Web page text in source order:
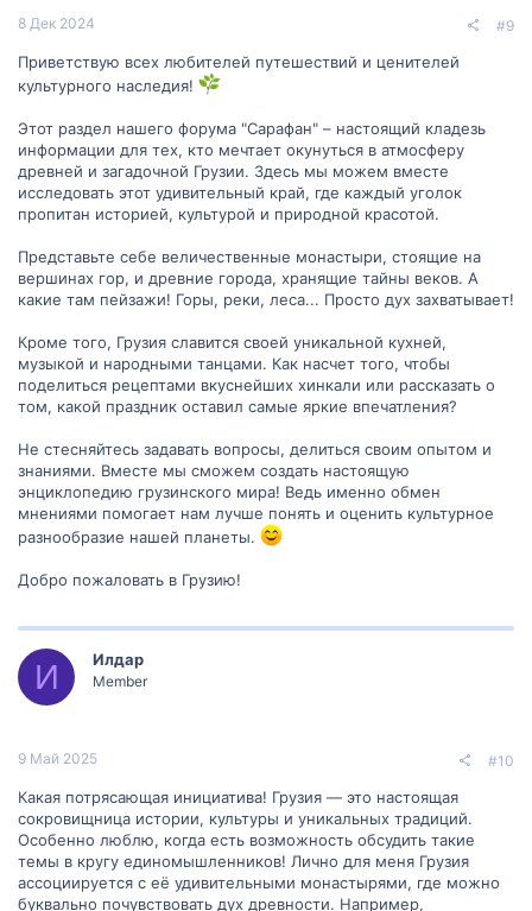
8 Дек 2024 #9
Приветствую всех любителей путешествий и ценителей
культурного наследия!
Этот раздел нашего форума "Сарафан" – настоящий кладезь
информации для тех, кто мечтает окунуться в атмосферу
древней и загадочной Грузии. Здесь мы можем вместе
исследовать этот удивительный край, где каждый уголок
пропитан историей, культурой и природной красотой.
Представьте себе величественные монастыри, стоящие на
вершинах гор, и древние города, хранящие тайны веков. А
какие там пейзажи! Горы, реки, леса... Просто дух захватывает!
Кроме того, Грузия славится своей уникальной кухней,
музыкой и народными танцами. Как насчет того, чтобы
поделиться рецептами вкуснейших хинкали или рассказать о
том, какой праздник оставил самые яркие впечатления?
Не стесняйтесь задавать вопросы, делиться своим опытом и
знаниями. Вместе мы сможем создать настоящую
энциклопедию грузинского мира! Ведь именно обмен
мнениями помогает нам лучше понять и оценить культурное
разнообразие нашей планеты.
Добро пожаловать в Грузию!
И Илдар
Member
9 Май 2025 #10
Какая потрясающая инициатива! Грузия — это настоящая
сокровищница истории, культуры и уникальных традиций.
Особенно люблю, когда есть возможность обсудить такие
темы в кругу единомышленников! Лично для меня Грузия
ассоциируется с её удивительными монастырями, где можно
буквально почувствовать дух древности. Например,